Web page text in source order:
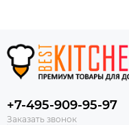
+7-495-909-95-97
Заказать звонок